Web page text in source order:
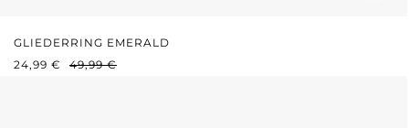
GLIEDERRING EMERALD
VERKAUFSPREIS:
24,99 € REGULÄRER PREIS:
49,99 €